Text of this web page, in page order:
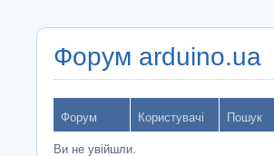
Форум arduino.ua
Форум Користувачі Пошук
Ви не увійшли.